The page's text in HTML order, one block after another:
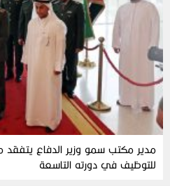
مدير مكتب سمو وزير الدفاع يتفقد
للتوظيف في دورته التاسعة